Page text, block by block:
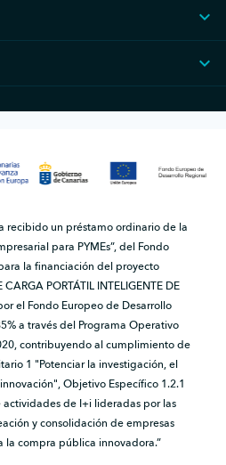
recibido un préstamo ordinario de la
para PYMEs”, del Fondo
la financiación del proyecto
PORTÁTIL INTELIGENTE DE
el Fondo Europeo de Desarrollo
a través del Programa Operativo
contribuyendo al cumplimiento de
1 "Potenciar la investigación, el
Objetivo Específico 1.2.1
de I+i lideradas por las
y consolidación de empresas
la compra pública innovadora.”